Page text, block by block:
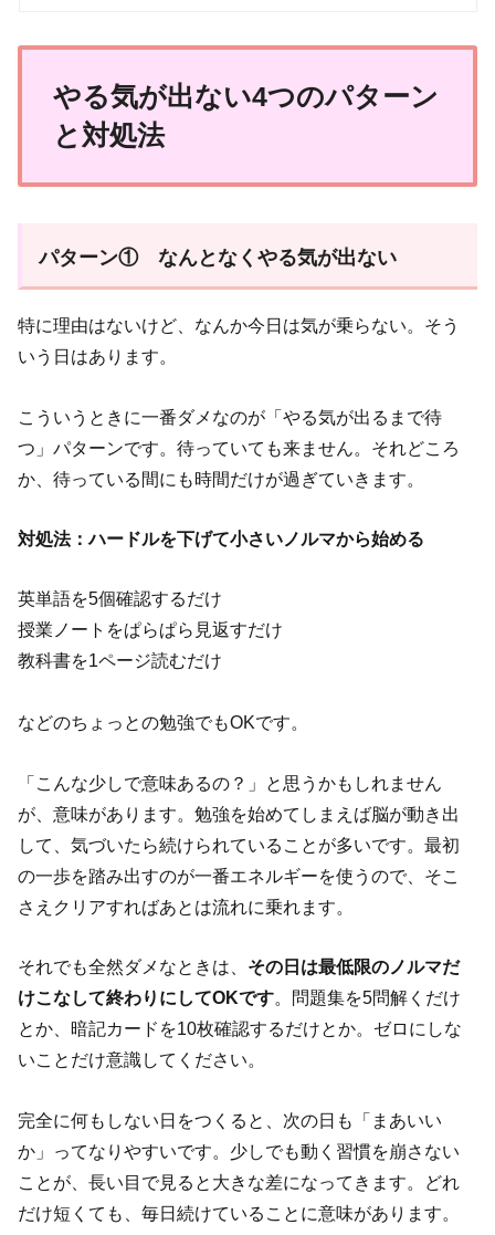
やる気が出ない4つのパターン
と対処法
パターン① なんとなくやる気が出ない
特に理由はないけど、なんか今日は気が乗らない。そう
いう日はあります。
こういうときに一番ダメなのが「やる気が出るまで待
つ」パターンです。待っていても来ません。それどころ
か、待っている間にも時間だけが過ぎていきます。
対処法：ハードルを下げて小さいノルマから始める
英単語を5個確認するだけ
授業ノートをぱらぱら見返すだけ
教科書を1ページ読むだけ
などのちょっとの勉強でもOKです。
「こんな少しで意味あるの？」と思うかもしれません
が、意味があります。勉強を始めてしまえば脳が動き出
して、気づいたら続けられていることが多いです。最初
の一歩を踏み出すのが一番エネルギーを使うので、そこ
さえクリアすればあとは流れに乗れます。
それでも全然ダメなときは、 その日は最低限のノルマだ
けこなして終わりにしてOKです。問題集を5問解くだけ
とか、暗記カードを10枚確認するだけとか。ゼロにしな
いことだけ意識してください。
完全に何もしない日をつくると、次の日も「まあいい
か」ってなりやすいです。少しでも動く習慣を崩さない
ことが、長い目で見ると大きな差になってきます。どれ
だけ短くても、毎日続けていることに意味があります。